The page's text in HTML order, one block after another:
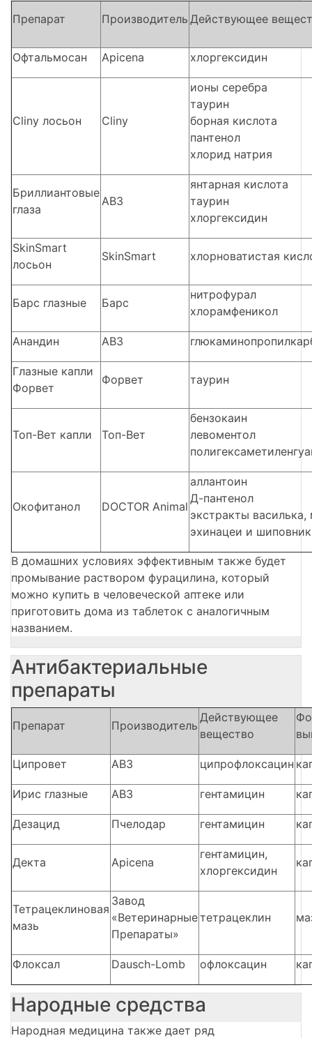
Препарат Производитель Действующее
Офтальмосан Apicena хлоргексидин
Cliny лосьон Cliny
ионы серебра
таурин
борная кислота
пантенол
хлорид натрия
Бриллиантовые
глаза
АВЗ
янтарная кислота
таурин
хлоргексидин
SkinSmart
лосьон
SkinSmart хлорноватистая
Барс глазные Барс
нитрофурал
хлорамфеникол
Анандин АВЗ
Глазные капли
Форвет
Форвет таурин
Топ-Вет капли Топ-Вет
бензокаин
левоментол
Окофитанол DOCTOR Animal
аллантоин
Д-пантенол
экстракты василька,
эхинацеи и
В домашних условиях эффективным также будет
промывание раствором фурацилина, который
можно купить в человеческой аптеке или
приготовить дома из таблеток с аналогичным
названием.
Антибактериальные
препараты
Препарат Производитель
Действующее
вещество
Ципровет АВЗ ципрофлоксацин
Ирис глазные АВЗ гентамицин
Дезацид Пчелодар гентамицин
Декта Apicena
гентамицин,
хлоргексидин
Тетрацеклиновая
мазь
Завод
«Ветеринарные
Препараты»
тетрацеклин
Флоксал Dausch-Lomb офлоксацин
Народные средства
Народная медицина также дает ряд